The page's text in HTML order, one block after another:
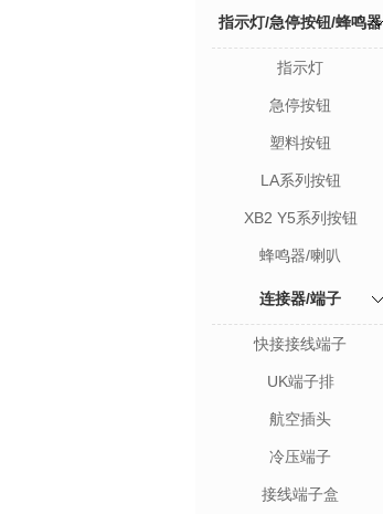
指示灯/急停按钮/蜂鸣器
指示灯
急停按钮
塑料按钮
LA系列按钮
XB2 Y5系列按钮
蜂鸣器/喇叭
连接器/端子
快接接线端子
UK端子排
航空插头
冷压端子
接线端子盒